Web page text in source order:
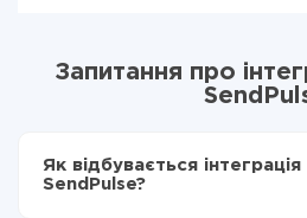
Запитання про
Як відбувається
SendPulse?